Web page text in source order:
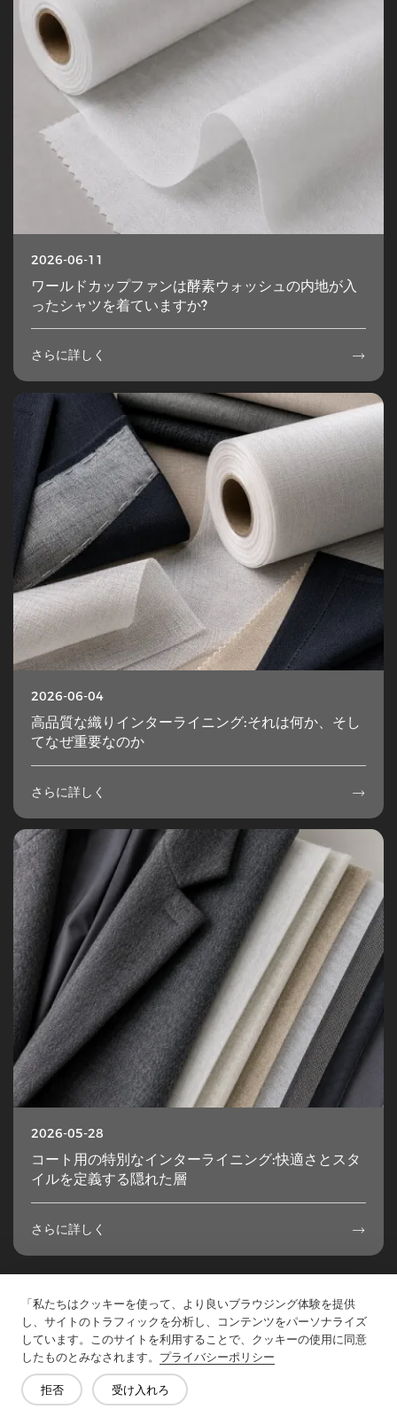
「私たちはクッキーを使って、より良いブラウジング体験を提供
し、サイトのトラフィックを分析し、コンテンツをパーソナライズ
しています。このサイトを利用することで、クッキーの使用に同意
したものとみなされます。 プライバシーポリシー
拒否 受け入れろ
2026-06-11
ワールドカップファンは酵素ウォッシュの内地が入
ったシャツを着ていますか?
さらに詳しく 
2026-06-04
高品質な織りインターライニング:それは何か、そし
てなぜ重要なのか
さらに詳しく 
2026-05-28
コート用の特別なインターライニング:快適さとスタ
イルを定義する隠れた層
さらに詳しく 
お問い合わせ